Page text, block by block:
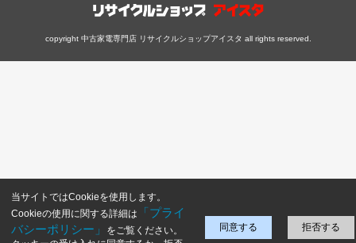
当サイトではCookieを使用します。
Cookieの使用に関する詳細は
「プライ
バシーポリシー」
をご覧ください。
同意する 拒否する
copyright 中古家電専門店 リサイクルショップアイスタ all rights reserved.